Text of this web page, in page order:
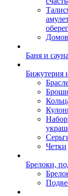
Баня и сауна
Бижутерия
Броши
Четки
Брелоки,